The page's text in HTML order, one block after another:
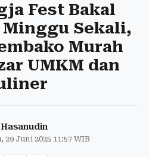
Fest Bakal
Minggu Sekali,
Murah
UMKM dan
29 Juni 2025 11:57 WIB